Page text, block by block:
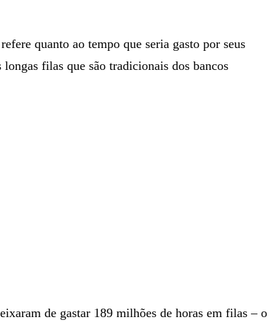
quanto ao tempo que seria gasto por seus
longas filas que são tradicionais dos bancos
de gastar 189 milhões de horas em filas – o